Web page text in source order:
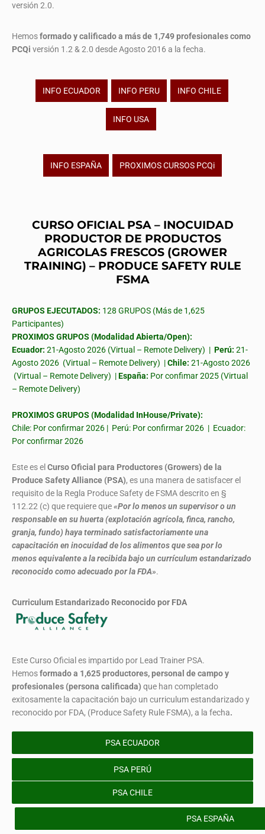
versión 2.0.
Hemosformado y calificado a más de 1,749 profesionalescomo
PCQi versión 1.2 & 2.0 desde Agosto 2016 a la fecha.
INFO ECUADOR INFO PERU INFO CHILE
INFO USA
INFO ESPAÑA PROXIMOS CURSOS PCQi
CURSO OFICIAL PSA – INOCUIDAD
PRODUCTOR DE PRODUCTOS
AGRICOLAS FRESCOS (GROWER
TRAINING) – PRODUCE SAFETY RULE
FSMA
GRUPOS EJECUTADOS: 128 GRUPOS (Más de 1,625
Participantes)
PROXIMOS GRUPOS (Modalidad Abierta/Open):
Ecuador: 21-Agosto 2026 (Virtual – Remote Delivery) | Perú: 21-
Agosto 2026 (Virtual – Remote Delivery) |Chile: 21-Agosto 2026
(Virtual – Remote Delivery) |España: Por confimar 2025 (Virtual
– Remote Delivery)
PROXIMOS GRUPOS (Modalidad InHouse/Private):
Chile: Por confirmar 2026 | Perú: Por confirmar 2026 | Ecuador:
Por confirmar 2026
Este es el Curso Oficial para Productores (Growers) de la
Produce Safety Alliance (PSA), es una manera de satisfacer el
requisito de la Regla Produce Safety de FSMA descrito en §
112.22 (c) que requiere que«Por lo menos un supervisor o un
responsable en su huerta (explotación agrícola, finca, rancho,
granja, fundo) haya terminado satisfactoriamente una
capacitación en inocuidad de los alimentos que sea por lo
menos equivalente a la recibida bajo un currículum estandarizado
reconocido como adecuado por la FDA».
Curriculum Estandarizado Reconocido por FDA
Este Curso Oficial es impartido por Lead Trainer PSA.
Hemosformadoa 1,625 productores, personal de campo y
profesionales (persona calificada) que han completado
exitosamente la capacitación bajo un curriculum estandarizado y
reconocido por FDA, (Produce Safety Rule FSMA), a la fecha.
PSA ECUADOR
PSA PERÚ
PSA CHILE
PSA ESPAÑA